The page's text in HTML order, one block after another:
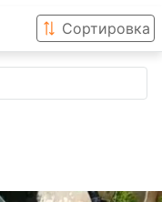
Сортировка